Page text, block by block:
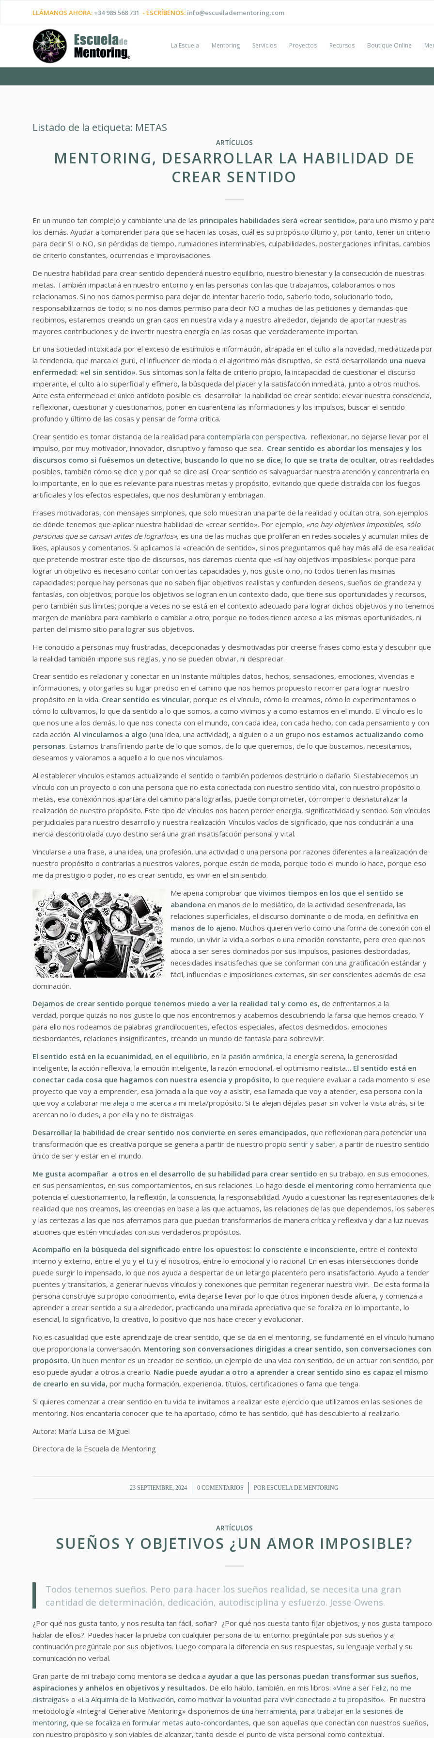
LLÁMANOS AHORA: +34 985 568 731 - ESCRÍBENOS: info@escueladementoring.com
La Escuela Mentoring Servicios Proyectos Recursos Boutique Online
Listado de la etiqueta: METAS
ARTÍCULOS
MENTORING, DESARROLLAR LA HABILIDAD DE
CREAR SENTIDO
En un mundo tan complejo y cambiante una de las principales habilidades será «crear sentido», para uno mismo y
los demás. Ayudar a comprender para que se hacen las cosas, cuál es su propósito último y, por tanto, tener un criterio
para decir SI o NO, sin pérdidas de tiempo, rumiaciones interminables, culpabilidades, postergaciones infinitas, cambios
de criterio constantes, ocurrencias e improvisaciones.
De nuestra habilidad para crear sentido dependerá nuestro equilibrio, nuestro bienestar y la consecución de nuestras
metas. También impactará en nuestro entorno y en las personas con las que trabajamos, colaboramos o nos
relacionamos. Si no nos damos permiso para dejar de intentar hacerlo todo, saberlo todo, solucionarlo todo,
responsabilizarnos de todo; si no nos damos permiso para decir NO a muchas de las peticiones y demandas que
recibimos, estaremos creando un gran caos en nuestra vida y a nuestro alrededor, dejando de aportar nuestras
mayores contribuciones y de invertir nuestra energía en las cosas que verdaderamente importan.
En una sociedad intoxicada por el exceso de estímulos e información, atrapada en el culto a la novedad, mediatizada por
la tendencia, que marca el gurú, el influencer de moda o el algoritmo más disruptivo, se está desarrollando una nueva
enfermedad: «el sin sentido». Sus síntomas son la falta de criterio propio, la incapacidad de cuestionar el discurso
imperante, el culto a lo superficial y efímero, la búsqueda del placer y la satisfacción inmediata, junto a otros muchos.
Ante esta enfermedad el único antídoto posible es desarrollar la habilidad de crear sentido: elevar nuestra consciencia,
reflexionar, cuestionar y cuestionarnos, poner en cuarentena las informaciones y los impulsos, buscar el sentido
profundo y último de las cosas y pensar de forma crítica.
Crear sentido es tomar distancia de la realidad para contemplarla con perspectiva, reflexionar, no dejarse llevar por el
impulso, por muy motivador, innovador, disruptivo y famoso que sea. Crear sentido es abordar los mensajes y los
discursos como si fuésemos un detective, buscando lo que no se dice, lo que se trata de ocultar, otras realidades
posibles, también cómo se dice y por qué se dice así. Crear sentido es salvaguardar nuestra atención y concentrarla en
lo importante, en lo que es relevante para nuestras metas y propósito, evitando que quede distraída con los fuegos
artificiales y los efectos especiales, que nos deslumbran y embriagan.
Frases motivadoras, con mensajes simplones, que solo muestran una parte de la realidad y ocultan otra, son ejemplos
de dónde tenemos que aplicar nuestra habilidad de «crear sentido». Por ejemplo, «no hay objetivos imposibles, sólo
personas que se cansan antes de lograrlos», es una de las muchas que proliferan en redes sociales y acumulan miles de
likes, aplausos y comentarios. Si aplicamos la «creación de sentido», si nos preguntamos qué hay más allá de esa
que pretende mostrar este tipo de discursos, nos daremos cuenta que «sí hay objetivos imposibles»: porque para
lograr un objetivo es necesario contar con ciertas capacidades y, nos guste o no, no todos tienen las mismas
capacidades; porque hay personas que no saben fijar objetivos realistas y confunden deseos, sueños de grandeza y
fantasías, con objetivos; porque los objetivos se logran en un contexto dado, que tiene sus oportunidades y recursos,
pero también sus límites; porque a veces no se está en el contexto adecuado para lograr dichos objetivos y no
margen de maniobra para cambiarlo o cambiar a otro; porque no todos tienen acceso a las mismas oportunidades, ni
parten del mismo sitio para lograr sus objetivos.
He conocido a personas muy frustradas, decepcionadas y desmotivadas por creerse frases como esta y descubrir que
la realidad también impone sus reglas, y no se pueden obviar, ni despreciar.
Crear sentido es relacionar y conectar en un instante múltiples datos, hechos, sensaciones, emociones, vivencias e
informaciones, y otorgarles su lugar preciso en el camino que nos hemos propuesto recorrer para lograr nuestro
propósito en la vida. Crear sentido es vincular, porque es el vínculo, cómo lo creamos, cómo lo experimentamos o
cómo lo cultivamos, lo que da sentido a lo que somos, a como vivimos y a como estamos en el mundo. El vínculo es lo
que nos une a los demás, lo que nos conecta con el mundo, con cada idea, con cada hecho, con cada pensamiento y con
cada acción. Al vincularnos a algo (una idea, una actividad), a alguien o a un grupo nos estamos actualizando como
personas. Estamos transfiriendo parte de lo que somos, de lo que queremos, de lo que buscamos, necesitamos,
deseamos y valoramos a aquello a lo que nos vinculamos.
Al establecer vínculos estamos actualizando el sentido o también podemos destruirlo o dañarlo. Si establecemos un
vínculo con un proyecto o con una persona que no esta conectada con nuestro sentido vital, con nuestro propósito o
metas, esa conexión nos apartara del camino para lograrlas, puede comprometer, corromper o desnaturalizar la
realización de nuestro propósito. Este tipo de vínculos nos hacen perder energía, significatividad y sentido. Son vínculos
perjudiciales para nuestro desarrollo y nuestra realización. Vínculos vacíos de significado, que nos conducirán a una
inercia descontrolada cuyo destino será una gran insatisfacción personal y vital.
Vincularse a una frase, a una idea, una profesión, una actividad o una persona por razones diferentes a la realización de
nuestro propósito o contrarias a nuestros valores, porque están de moda, porque todo el mundo lo hace, porque eso
me da prestigio o poder, no es crear sentido, es vivir en el sin sentido.
Me apena comprobar que vivimos tiempos en los que el sentido se
abandona en manos de lo mediático, de la actividad desenfrenada, las
relaciones superficiales, el discurso dominante o de moda, en definitiva en
manos de lo ajeno. Muchos quieren verlo como una forma de conexión con el
mundo, un vivir la vida a sorbos o una emoción constante, pero creo que nos
aboca a ser seres dominados por sus impulsos, pasiones desbordadas,
necesidades insatisfechas que se conforman con una gratificación estándar y
fácil, influencias e imposiciones externas, sin ser conscientes además de esa
dominación.
Dejamos de crear sentido porque tenemos miedo a ver la realidad tal y como es, de enfrentarnos a la
verdad, porque quizás no nos guste lo que nos encontremos y acabemos descubriendo la farsa que hemos creado. Y
para ello nos rodeamos de palabras grandilocuentes, efectos especiales, afectos desmedidos, emociones
desbordantes, relaciones insignificantes, creando un mundo de fantasía para sobrevivir.
El sentido está en la ecuanimidad, en el equilibrio, en la pasión armónica, la energía serena, la generosidad
inteligente, la acción reflexiva, la emoción inteligente, la razón emocional, el optimismo realista… El sentido está en
conectar cada cosa que hagamos con nuestra esencia y propósito, lo que requiere evaluar a cada momento si ese
proyecto que voy a emprender, esa jornada a la que voy a asistir, esa llamada que voy a atender, esa persona con la
que voy a colaborar me aleja o me acerca a mi meta/propósito. Si te alejan déjalas pasar sin volver la vista atrás, si te
acercan no lo dudes, a por ella y no te distraigas.
Desarrollar la habilidad de crear sentido nos convierte en seres emancipados, que reflexionan para potenciar una
transformación que es creativa porque se genera a partir de nuestro propio sentir y saber, a partir de nuestro sentido
único de ser y estar en el mundo.
Me gusta acompañar a otros en el desarrollo de su habilidad para crear sentido en su trabajo, en sus emociones,
en sus pensamientos, en sus comportamientos, en sus relaciones. Lo hago desde el mentoring como herramienta que
potencia el cuestionamiento, la reflexión, la consciencia, la responsabilidad. Ayudo a cuestionar las representaciones de
realidad que nos creamos, las creencias en base a las que actuamos, las relaciones de las que dependemos, los saberes
y las certezas a las que nos aferramos para que puedan transformarlos de manera crítica y reflexiva y dar a luz nuevas
acciones que estén vinculadas con sus verdaderos propósitos.
Acompaño en la búsqueda del significado entre los opuestos: lo consciente e inconsciente, entre el contexto
interno y externo, entre el yo y el tu y el nosotros, entre lo emocional y lo racional. En en esas intersecciones donde
puede surgir lo impensado, lo que nos ayuda a despertar de un letargo placentero pero insatisfactorio. Ayudo a tender
puentes y transitarlos, a generar nuevos vínculos y conexiones que permitan regenerar nuestro vivir. De esta forma la
persona construye su propio conocimiento, evita dejarse llevar por lo que otros imponen desde afuera, y comienza a
aprender a crear sentido a su a alrededor, practicando una mirada apreciativa que se focaliza en lo importante, lo
esencial, lo significativo, lo creativo, lo positivo que nos hace crecer y evolucionar.
No es casualidad que este aprendizaje de crear sentido, que se da en el mentoring, se fundamenté en el vínculo humano
que proporciona la conversación. Mentoring son conversaciones dirigidas a crear sentido, son conversaciones con
propósito. Un buen mentor es un creador de sentido, un ejemplo de una vida con sentido, de un actuar con sentido, por
eso puede ayudar a otros a crearlo. Nadie puede ayudar a otro a aprender a crear sentido sino es capaz el mismo
de crearlo en su vida, por mucha formación, experiencia, títulos, certificaciones o fama que tenga.
Si quieres comenzar a crear sentido en tu vida te invitamos a realizar este ejercicio que utilizamos en las sesiones de
mentoring. Nos encantaría conocer que te ha aportado, cómo te has sentido, qué has descubierto al realizarlo.
Autora: María Luisa de Miguel
Directora de la Escuela de Mentoring
23 SEPTIEMBRE, 2024
/ 0 COMENTARIOS
/ PORESCUELA DE MENTORING
ARTÍCULOS
SUEÑOS Y OBJETIVOS ¿UN AMOR IMPOSIBLE?
Todos tenemos sueños. Pero para hacer los sueños realidad, se necesita una gran
cantidad de determinación, dedicación, autodisciplina y esfuerzo. Jesse Owens.
¿Por qué nos gusta tanto, y nos resulta tan fácil, soñar? ¿Por qué nos cuesta tanto fijar objetivos, y nos gusta tampoco
hablar de ellos?. Puedes hacer la prueba con cualquier persona de tu entorno: pregúntale por sus sueños y a
continuación pregúntale por sus objetivos. Luego compara la diferencia en sus respuestas, su lenguaje verbal y su
comunicación no verbal.
Gran parte de mi trabajo como mentora se dedica a ayudar a que las personas puedan transformar sus sueños,
aspiraciones y anhelos en objetivos y resultados. De ello hablo, también, en mis libros: «Vine a ser Feliz, no me
distraigas» o «La Alquimia de la Motivación, como motivar la voluntad para vivir conectado a tu propósito». En nuestra
metodología «Integral Generative Mentoring» disponemos de una herramienta, para trabajar en la sesiones de
mentoring, que se focaliza en formular metas auto-concordantes, que son aquellas que conectan con nuestros sueños,
con nuestro propósito y son viables de alcanzar, tanto desde el punto de vista personal como contextual.